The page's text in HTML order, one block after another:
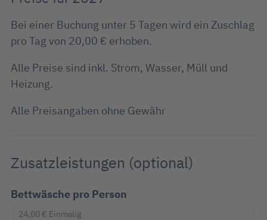
Bei einer Buchung unter 5 Tagen wird ein Zuschlag
pro Tag von 20,00 € erhoben.
Alle Preise sind inkl. Strom, Wasser, Müll und
Heizung.
Alle Preisangaben ohne Gewähr
Zusatzleistungen (optional)
Bettwäsche pro Person
24,00 € Einmalig